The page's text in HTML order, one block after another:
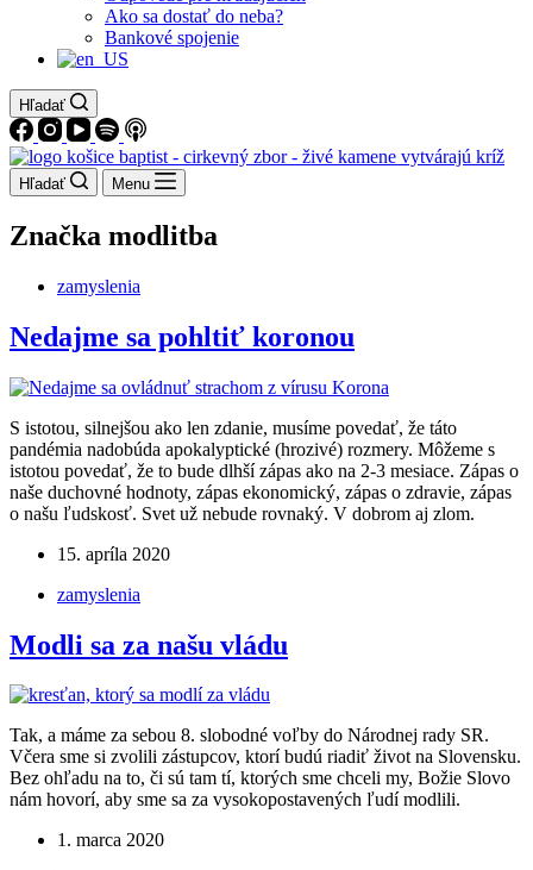
Ako sa dostať do neba?
Bankové spojenie
Hľadať
Hľadať Menu
Značka modlitba
zamyslenia
Nedajme sa pohltiť koronou
S istotou, silnejšou ako len zdanie, musíme povedať, že táto
pandémia nadobúda apokalyptické (hrozivé) rozmery. Môžeme s
istotou povedať, že to bude dlhší zápas ako na 2-3 mesiace. Zápas o
naše duchovné hodnoty, zápas ekonomický, zápas o zdravie, zápas
o našu ľudskosť. Svet už nebude rovnaký. V dobrom aj zlom.
15. apríla 2020
zamyslenia
Modli sa za našu vládu
Tak, a máme za sebou 8. slobodné voľby do Národnej rady SR.
Včera sme si zvolili zástupcov, ktorí budú riadiť život na Slovensku.
Bez ohľadu na to, či sú tam tí, ktorých sme chceli my, Božie Slovo
nám hovorí, aby sme sa za vysokopostavených ľudí modlili.
1. marca 2020